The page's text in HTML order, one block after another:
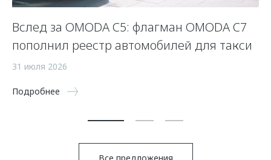
Вслед за OMODA C5: флагман OMODA C7
пополнил реестр автомобилей для такси
31 июля 2026
Подробнее